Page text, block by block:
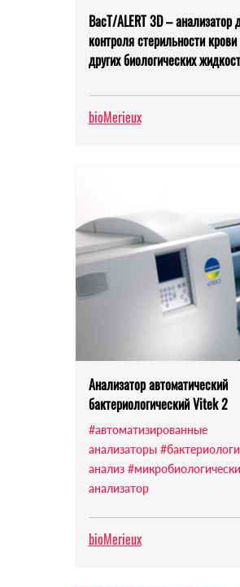
ВacT/ALERT 3D – анализатор
контроля стерильности
других биологических
bioMerieux
Анализатор автоматический
бактериологический Vitek 2
#автоматизированные
анализаторы
анализ
анализатор
bioMerieux